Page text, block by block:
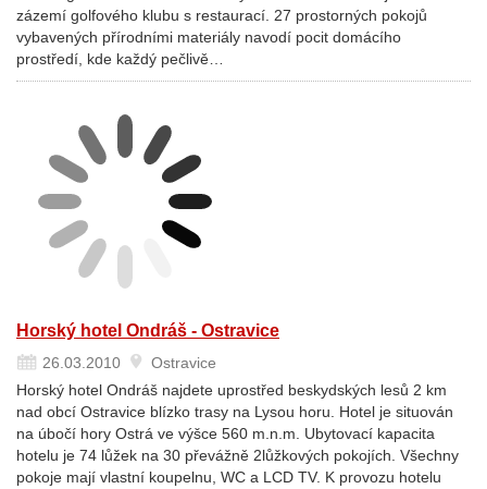
zázemí golfového klubu s restaurací. 27 prostorných pokojů
vybavených přírodními materiály navodí pocit domácího
prostředí, kde každý pečlivě…
Horský hotel Ondráš - Ostravice
26.03.2010
Ostravice
Horský hotel Ondráš najdete uprostřed beskydských lesů 2 km
nad obcí Ostravice blízko trasy na Lysou horu. Hotel je situován
na úbočí hory Ostrá ve výšce 560 m.n.m. Ubytovací kapacita
hotelu je 74 lůžek na 30 převážně 2lůžkových pokojích. Všechny
pokoje mají vlastní koupelnu, WC a LCD TV. K provozu hotelu